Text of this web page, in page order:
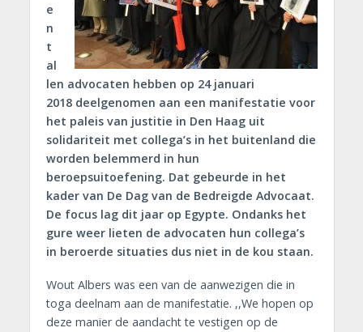
e
n
t
al
len advocaten hebben op 24 januari
2018 deelgenomen aan een manifestatie voor
het paleis van justitie in Den Haag uit
solidariteit met collega’s in het buitenland die
worden belemmerd in hun
beroepsuitoefening. Dat gebeurde in het
kader van De Dag van de Bedreigde Advocaat.
De focus lag dit jaar op Egypte. Ondanks het
gure weer lieten de advocaten hun collega’s
in beroerde situaties dus niet in de kou staan.
Wout Albers was een van de aanwezigen die in
toga deelnam aan de manifestatie. ,,We hopen op
deze manier de aandacht te vestigen op de